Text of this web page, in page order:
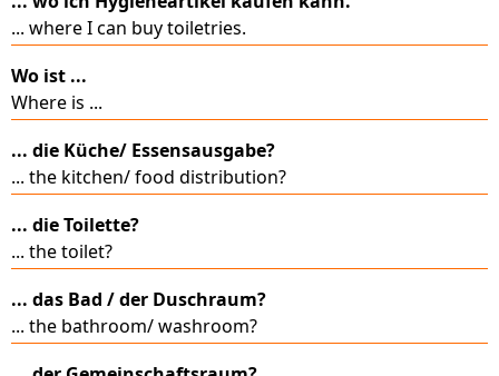
... where I can buy toiletries.
Wo ist ...
Where is ...
... die Küche/ Essensausgabe?
... the kitchen/ food distribution?
... die Toilette?
... the toilet?
... das Bad / der Duschraum?
... the bathroom/ washroom?